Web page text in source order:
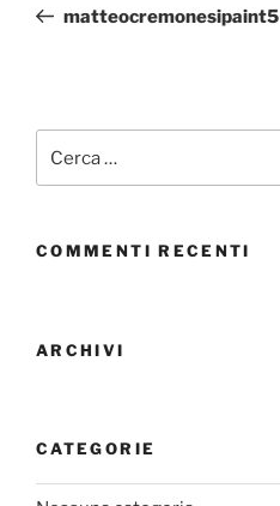
matteocremonesipaint5
COMMENTI RECENTI
ARCHIVI
CATEGORIE